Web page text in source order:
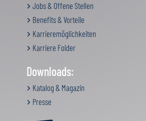
Jobs & Offene Stellen
Benefits & Vorteile
Karrieremöglichkeiten
Karriere Folder
Downloads:
Katalog & Magazin
Presse